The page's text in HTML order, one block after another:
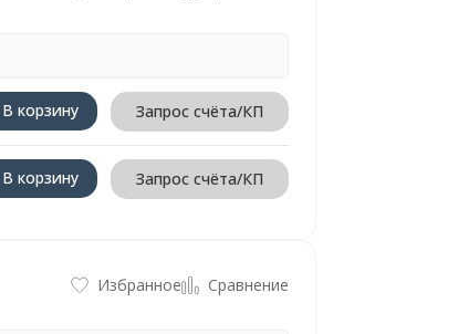
В корзину Запрос счёта/КП
В корзину Запрос счёта/КП
Избранное Сравнение